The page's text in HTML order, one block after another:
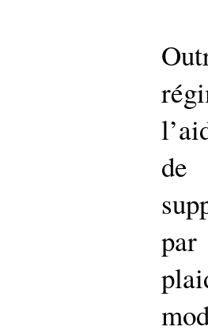
de